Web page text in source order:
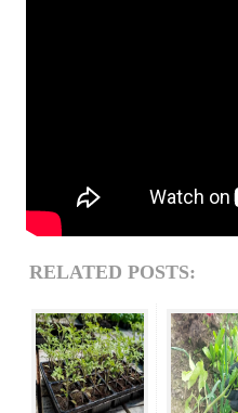
RELATED POSTS: